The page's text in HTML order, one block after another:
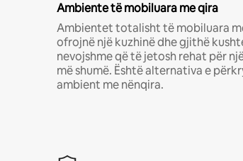
Ambiente të mobiluara me qira
Ambientet totalisht të mobiluara
ofrojnë një kuzhinë dhe gjithë
nevojshme që të jetosh rehat për
më shumë. Është alternativa e
ambient me nënqira.